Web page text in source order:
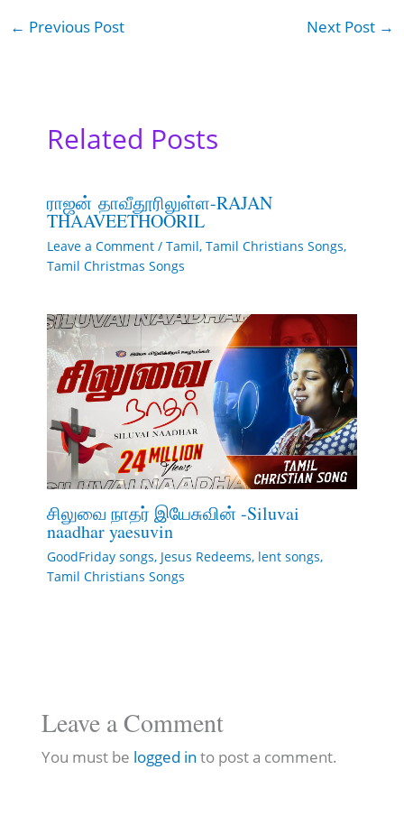
← Previous Post Next Post →
Related Posts
ராஜன் தாவீதூரிலுள்ள-RAJAN
THAAVEETHOORIL
Leave a Comment / Tamil, Tamil Christians Songs,
Tamil Christmas Songs
சிலுவை நாதர் இயேசுவின் -Siluvai
naadhar yaesuvin
GoodFriday songs, Jesus Redeems, lent songs,
Tamil Christians Songs
Leave a Comment
You must be logged in to post a comment.